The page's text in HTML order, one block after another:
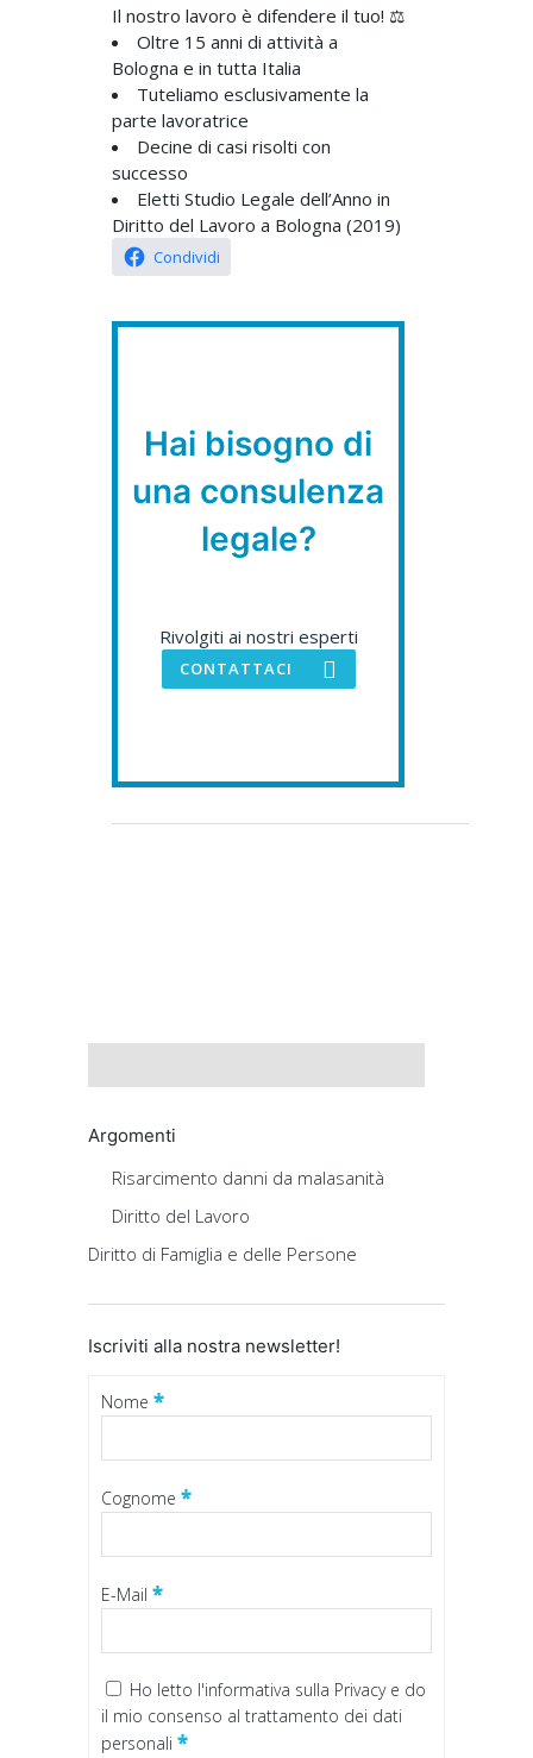
Il nostro lavoro è difendere il tuo! ⚖️
Oltre 15 anni di attività a
Bologna e in tutta Italia
Tuteliamo esclusivamente la
parte lavoratrice
Decine di casi risolti con
successo
Eletti Studio Legale dell’Anno in
Diritto del Lavoro a Bologna (2019)
Condividi
Hai bisogno di
una consulenza
legale?
Rivolgiti ai nostri esperti
CONTATTACI
Argomenti
Risarcimento danni da malasanità
Diritto del Lavoro
Diritto di Famiglia e delle Persone
Iscriviti alla nostra newsletter!
Nome *
Cognome *
E-Mail *
Ho letto l'informativa sulla Privacy e do
il mio consenso al trattamento dei dati
personali *